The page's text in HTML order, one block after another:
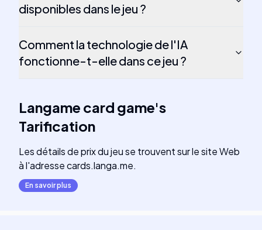
disponibles dans le jeu ?
Comment la technologie de l'IA
fonctionne-t-elle dans ce jeu ?
Langame card game's
Tarification
Les détails de prix du jeu se trouvent sur le site Web
à l'adresse cards.langa.me.
En savoir plus